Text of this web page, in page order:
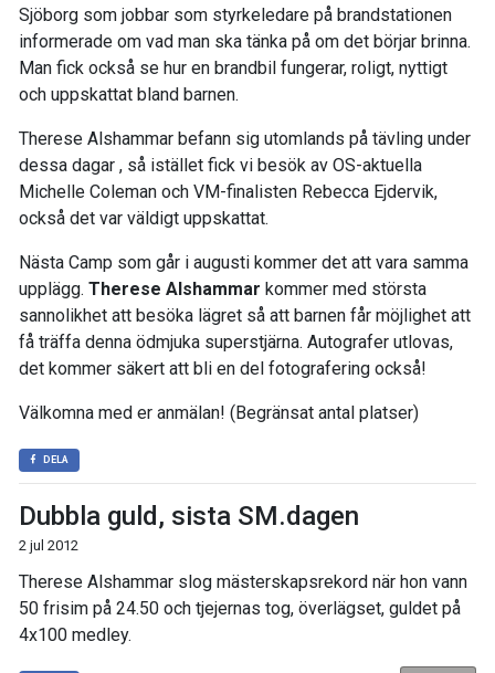
Sjöborg som jobbar som styrkeledare på brandstationen
informerade om vad man ska tänka på om det börjar brinna.
Man fick också se hur en brandbil fungerar, roligt, nyttigt
och uppskattat bland barnen.
Therese Alshammar befann sig utomlands på tävling under
dessa dagar , så istället fick vi besök av OS-aktuella
Michelle Coleman och VM-finalisten Rebecca Ejdervik,
också det var väldigt uppskattat.
Nästa Camp som går i augusti kommer det att vara samma
upplägg. Therese Alshammar kommer med största
sannolikhet att besöka lägret så att barnen får möjlighet att
få träffa denna ödmjuka superstjärna. Autografer utlovas,
det kommer säkert att bli en del fotografering också!
Välkomna med er anmälan! (Begränsat antal platser)
DELA
Dubbla guld, sista SM.dagen
2 jul 2012
Therese Alshammar slog mästerskapsrekord när hon vann
50 frisim på 24.50 och tjejernas tog, överlägset, guldet på
4x100 medley.